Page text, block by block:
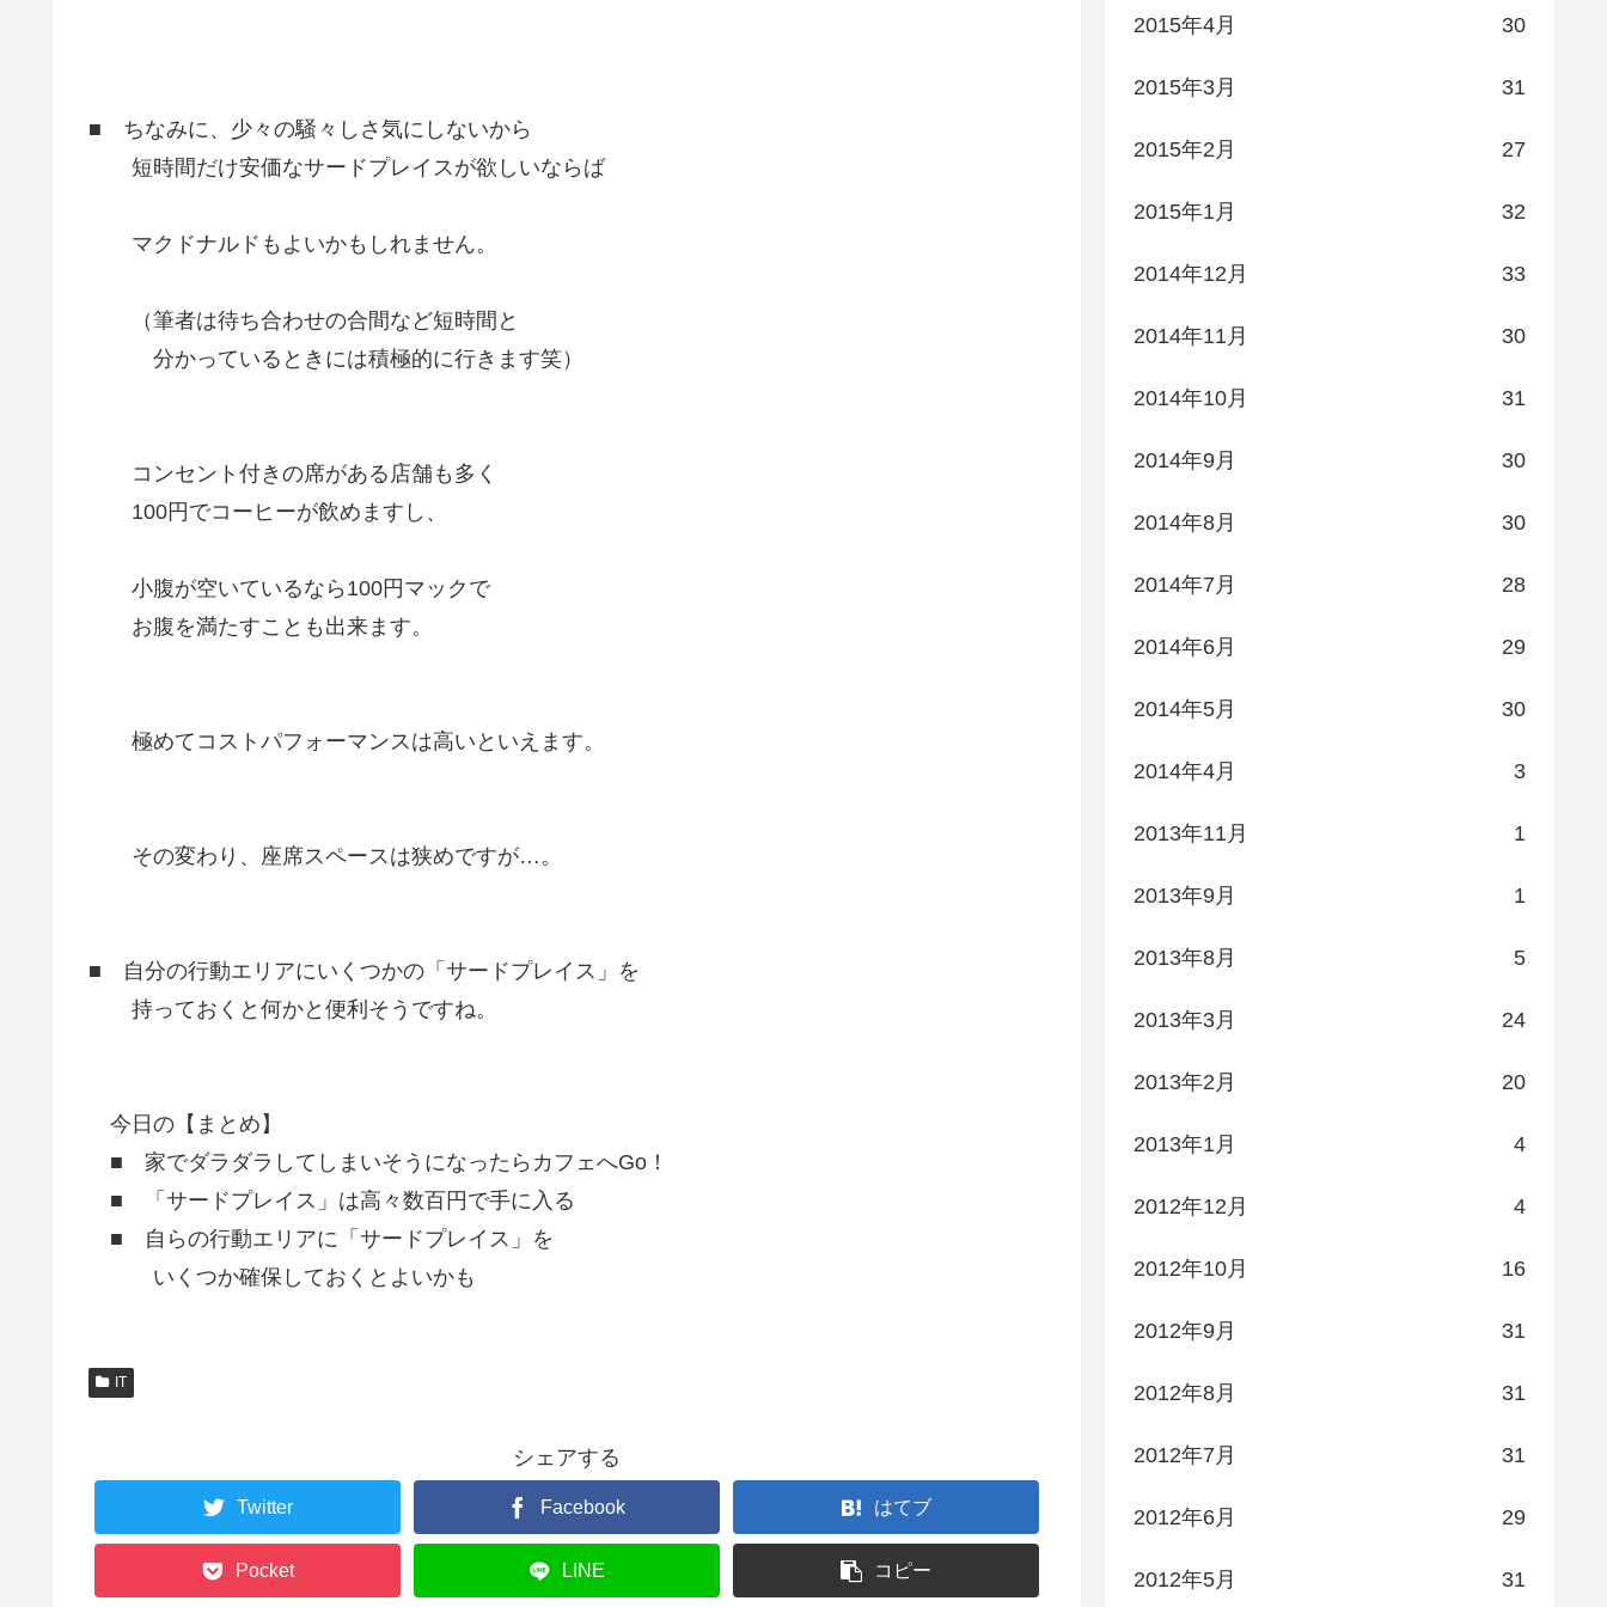
■ ちなみに、少々の騒々しさ気にしないから
短時間だけ安価なサードプレイスが欲しいならば
マクドナルドもよいかもしれません。
（筆者は待ち合わせの合間など短時間と
分かっているときには積極的に行きます笑）
コンセント付きの席がある店舗も多く
100円でコーヒーが飲めますし、
小腹が空いているなら100円マックで
お腹を満たすことも出来ます。
極めてコストパフォーマンスは高いといえます。
その変わり、座席スペースは狭めですが…。
■ 自分の行動エリアにいくつかの「サードプレイス」を
持っておくと何かと便利そうですね。
今日の【まとめ】
■ 家でダラダラしてしまいそうになったらカフェへGo！
■ 「サードプレイス」は高々数百円で手に入る
■ 自らの行動エリアに「サードプレイス」を
いくつか確保しておくとよいかも
IT
シェアする
Twitter Facebook はてブ
Pocket LINE コピー
2015年4月 30
2015年3月 31
2015年2月 27
2015年1月 32
2014年12月 33
2014年11月 30
2014年10月 31
2014年9月 30
2014年8月 30
2014年7月 28
2014年6月 29
2014年5月 30
2014年4月 3
2013年11月 1
2013年9月 1
2013年8月 5
2013年3月 24
2013年2月 20
2013年1月 4
2012年12月 4
2012年10月 16
2012年9月 31
2012年8月 31
2012年7月 31
2012年6月 29
2012年5月 31